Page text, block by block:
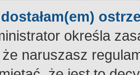
określa
naruszasz